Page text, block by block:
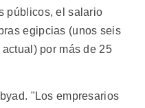
públicos, el salario
egipcias (unos seis
por más de 25
"Los empresarios